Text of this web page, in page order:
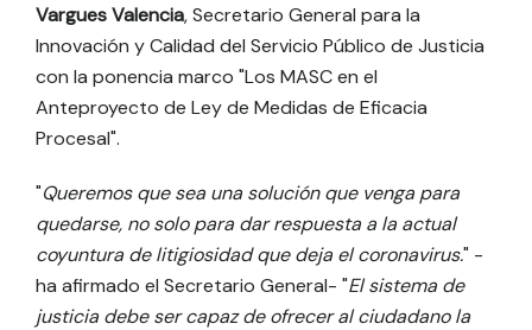
Vargues Valencia, Secretario General para la
Innovación y Calidad del Servicio Público de Justicia
con la ponencia marco "Los MASC en el
Anteproyecto de Ley de Medidas de Eficacia
Procesal".
"Queremos que sea una solución que venga para
quedarse, no solo para dar respuesta a la actual
coyuntura de litigiosidad que deja el coronavirus." -
ha afirmado el Secretario General- "El sistema de
justicia debe ser capaz de ofrecer al ciudadano la